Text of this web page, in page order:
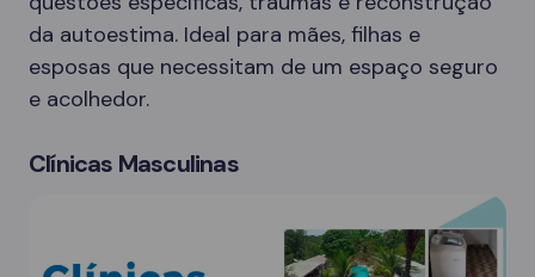
da autoestima. Ideal para mães, filhas e
esposas que necessitam de um espaço seguro
e acolhedor.
Clínicas Masculinas